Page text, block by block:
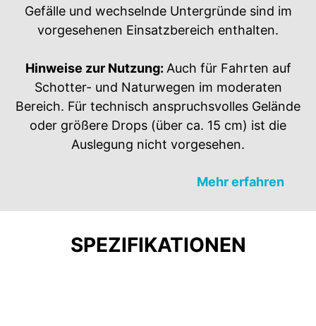
Gefälle und wechselnde Untergründe sind im
vorgesehenen Einsatzbereich enthalten.​
Hinweise zur Nutzung: Auch für Fahrten auf
Schotter- und Naturwegen im moderaten
Bereich. Für technisch anspruchsvolles Gelände
oder größere Drops (über ca. 15 cm) ist die
Auslegung nicht vorgesehen.​
Mehr erfahren
SPEZIFIKATIONEN